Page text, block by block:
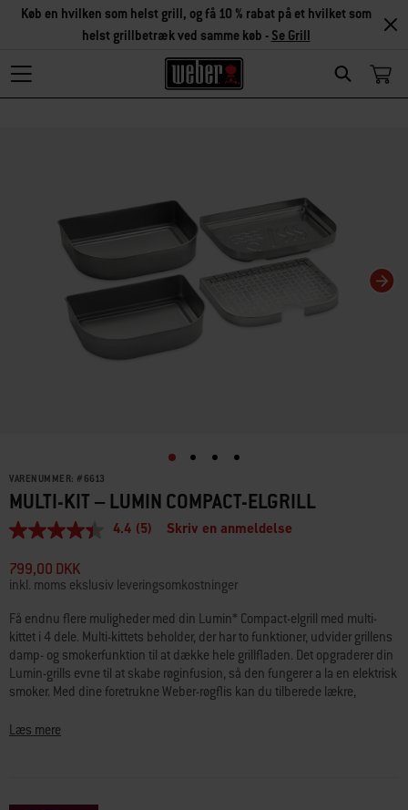
Search
Køb en hvilken som helst grill, og få 10 % rabat på et hvilket som
helst grillbetræk ved samme køb - Se Grill
VARENUMMER: # 6613
MULTI-KIT – LUMIN COMPACT-ELGRILL
4.4
af
5
stjerner,
gennemsnitlig
bedømmelsesværdi.
Read
5
Reviews.
Samme
sidelink.
4.4 (5) Skriv en anmeldelse
799,00 DKK
inkl. moms ekslusiv leveringsomkostninger
Få endnu flere muligheder med din Lumin* Compact-elgrill med multi-
kittet i 4 dele. Multi-kittets beholder, der har to funktioner, udvider grillens
damp- og smokerfunktion til at dække hele grillfladen. Det opgraderer din
Lumin-grills evne til at skabe røginfusion, så den fungerer a la en elektrisk
smoker. Med dine foretrukne Weber-røgflis kan du tilberede lækre,
spidsbryst (brisket). Kittet giver dig også mulighed for at dampe friske
uden at brænde på eller blive tør. Indeholder: Damp-/smokebeholder,
Læs mere